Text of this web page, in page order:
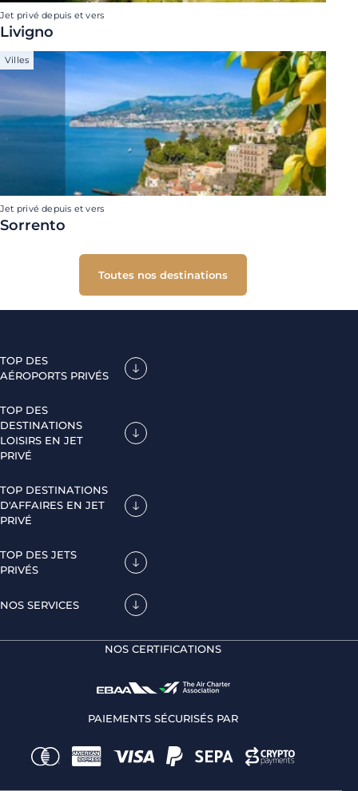
Jet privé depuis et vers
Livigno
Villes
Jet privé depuis et vers
Sorrento
Toutes nos destinations
TOP DES
AÉROPORTS PRIVÉS
TOP DES
DESTINATIONS
LOISIRS EN JET
PRIVÉ
TOP DESTINATIONS
D'AFFAIRES EN JET
PRIVÉ
TOP DES JETS
PRIVÉS
NOS SERVICES
NOS CERTIFICATIONS
PAIEMENTS SÉCURISÉS PAR